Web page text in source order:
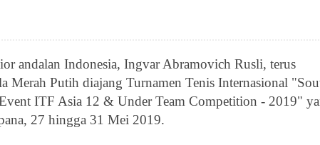
andalan Indonesia, Ingvar Abramovich Rusli, terus
Merah Putih diajang Turnamen Tenis Internasional
ITF Asia 12 & Under Team Competition - 2019"
27 hingga 31 Mei 2019.